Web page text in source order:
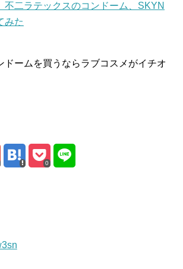
不二ラテックスのコンドーム、SKYN
みた
ドームを買うならラブコスメがイチオ
0